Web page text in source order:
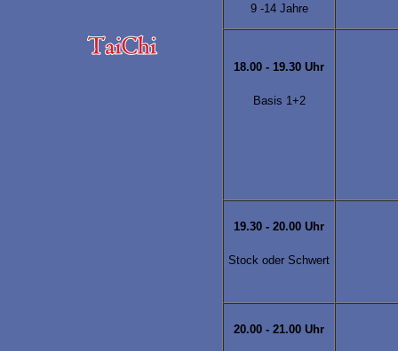
9 -14 Jahre
18.00 - 19.30 Uhr
Basis 1+2
19.30 - 20.00 Uhr
Stock oder Schwert
20.00 - 21.00 Uhr